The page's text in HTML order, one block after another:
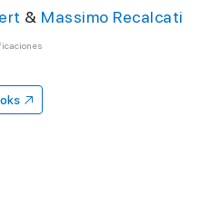
& Massimo Recalcati